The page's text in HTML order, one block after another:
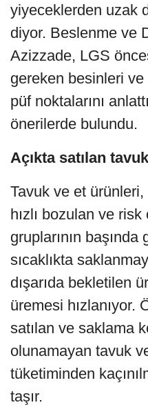
yiyeceklerden uzak
diyor. Beslenme ve
Azizzade, LGS
gereken besinleri ve
püf noktalarını
önerilerde bulundu.
Açıkta satılan
Tavuk ve et
hızlı bozulan ve
gruplarının
sıcaklıkta
dışarıda bekletilen
üremesi hızlanıyor.
satılan ve saklama
olunamayan tavuk
tüketiminden
taşır.